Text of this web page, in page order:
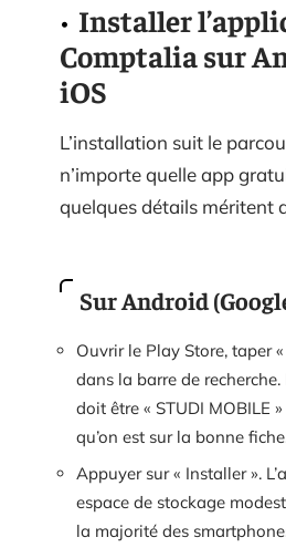
Installer
Comptalia sur
iOS
L’installation suit le
n’importe quelle app
quelques détails méritent
Sur Android
Ouvrir le Play Store, taper
dans la barre de recherche.
doit être « STUDI MOBILE
qu’on est sur la bonne
Appuyer sur « Installer ».
espace de stockage
la majorité des